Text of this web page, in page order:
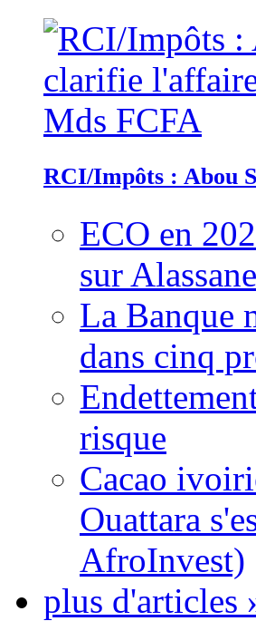
RCI/Impôts : Abou
ECO en
sur
La Banque
dans cinq
risque
Cacao
Ouattara
AfroInvest)
plus d'articles